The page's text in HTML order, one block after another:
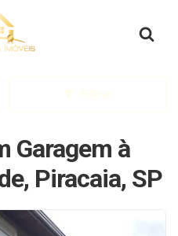
inicial
Filtrar
Garagem à
Piracaia, SP